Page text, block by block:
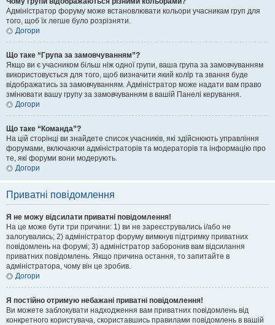
Адміністратор форуму може встановлювати кольори учасникам груп для
того, щоб їх легше було розрізняти.
Догори
Що таке “Група за замовчуванням”?
Якщо ви є учасником більш ніж одної групи, ваша група за замовчуванням
використовується для того, щоб визначити який колір та звання буде
відображатись за замовчуванням. Адміністратор може надати вам право
змінювати вашу групу за замовчуванням в вашій Панелі керування.
Догори
Що таке “Команда”?
На цій сторінці ви знайдете список учасників, які здійснюють управління
форумами, включаючи адміністраторів та модераторів та інформацію про
те, які форуми вони модерують.
Догори
Приватні повідомлення
Я не можу відсилати приватні повідомлення!
На це може бути три причини: 1) ви не зареєструвались і/або не
залогувались; 2) адміністратор форуму вимкнув підтримку приватних
повідомлень на форумі; 3) адміністратор заборонив вам відсилання
приватних повідомлень. Якщо причина остання, то запитайте в
адміністратора, чому він це зробив.
Догори
Я постійно отримую небажані приватні повідомлення!
Ви можете заблокувати надходження вам приватних повідомлень від
конкретного користувача, скориставшись правилами повідомлень в вашій